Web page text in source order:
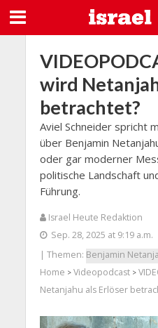
wird
betrachtet?
Aviel Schneider spricht
über Benjamin
oder gar moderner
politische Landschaft
Führung.
Israel Heute Redaktion
Sep. 28, 2025 at 9:19 a.m.
| Themen: Benjamin
Home > Videopodcast>
Netanjahu als Erlöser